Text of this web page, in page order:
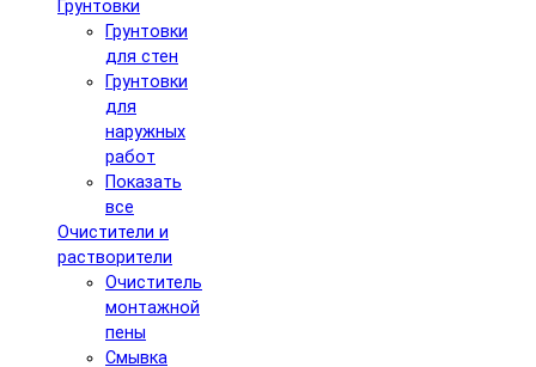
Грунтовки
Грунтовки
для стен
Грунтовки
для
наружных
работ
Показать
все
Очистители и
растворители
Очиститель
монтажной
пены
Смывка